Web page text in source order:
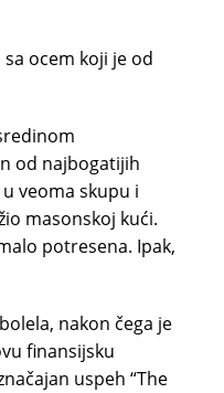
ocem koji je od
od najbogatijih
veoma skupu i
masonskoj kući.
potresena. Ipak,
nakon čega je
finansijsku
uspeh “The